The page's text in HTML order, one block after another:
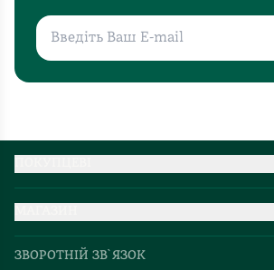
Про нас
Добірки
Партнерство
ЗВОРОТНІЙ ЗВ`ЯЗОК